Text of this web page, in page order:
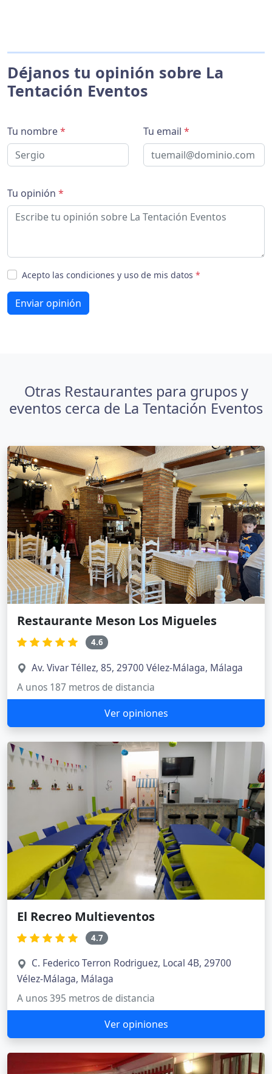
Déjanos tu opinión sobre La
Tentación Eventos
Tu nombre* Tu email *
Tu opinión *
Acepto las condiciones y uso de mis datos *
Enviar opinión
Otras Restaurantes para grupos y
eventos cerca de La Tentación Eventos
Restaurante Meson Los Migueles
4.6
Av. Vivar Téllez, 85, 29700 Vélez-Málaga, Málaga
A unos 187 metros de distancia
Ver opiniones
El Recreo Multieventos
4.7
C. Federico Terron Rodriguez, Local 4B, 29700
Vélez-Málaga, Málaga
A unos 395 metros de distancia
Ver opiniones